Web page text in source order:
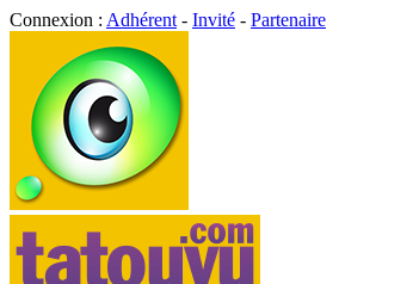
Connexion : Adhérent - Invité - Partenaire